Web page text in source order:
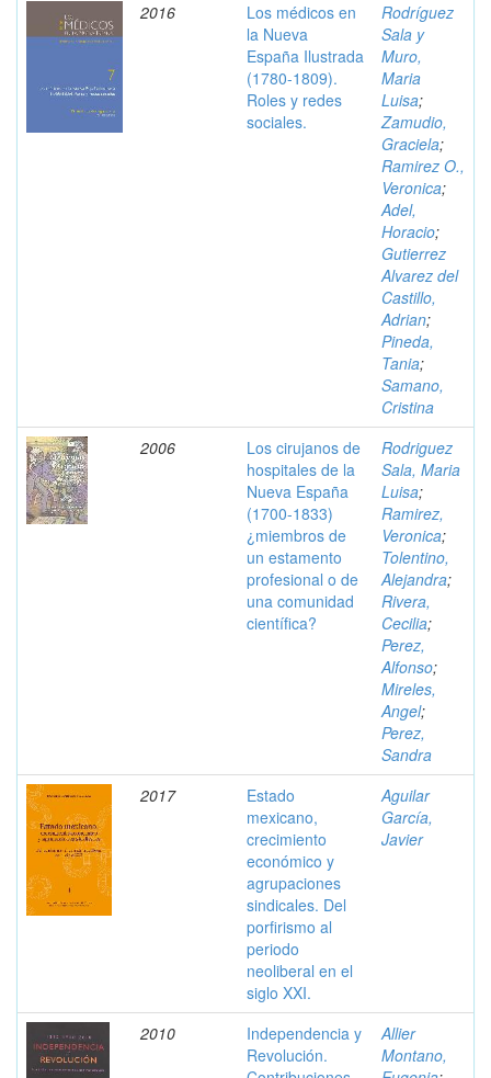
2016
Los médicos en
la Nueva
España Ilustrada
(1780-1809).
Roles y redes
sociales.
Rodríguez
Sala y
Muro,
Maria
Luisa;
Zamudio,
Graciela;
Ramirez O.,
Veronica;
Adel,
Horacio;
Gutierrez
Alvarez del
Castillo,
Adrian;
Pineda,
Tania;
Samano,
Cristina
2006
Los cirujanos de
hospitales de la
Nueva España
(1700-1833)
¿miembros de
un estamento
profesional o de
una comunidad
científica?
Rodriguez
Sala, Maria
Luisa;
Ramirez,
Veronica;
Tolentino,
Alejandra;
Rivera,
Cecilia;
Perez,
Alfonso;
Mireles,
Angel;
Perez,
Sandra
2017
Estado
mexicano,
crecimiento
económico y
agrupaciones
sindicales. Del
porfirismo al
periodo
neoliberal en el
siglo XXI.
Aguilar
García,
Javier
2010
Independencia y
Revolución.
Allier
Montano,